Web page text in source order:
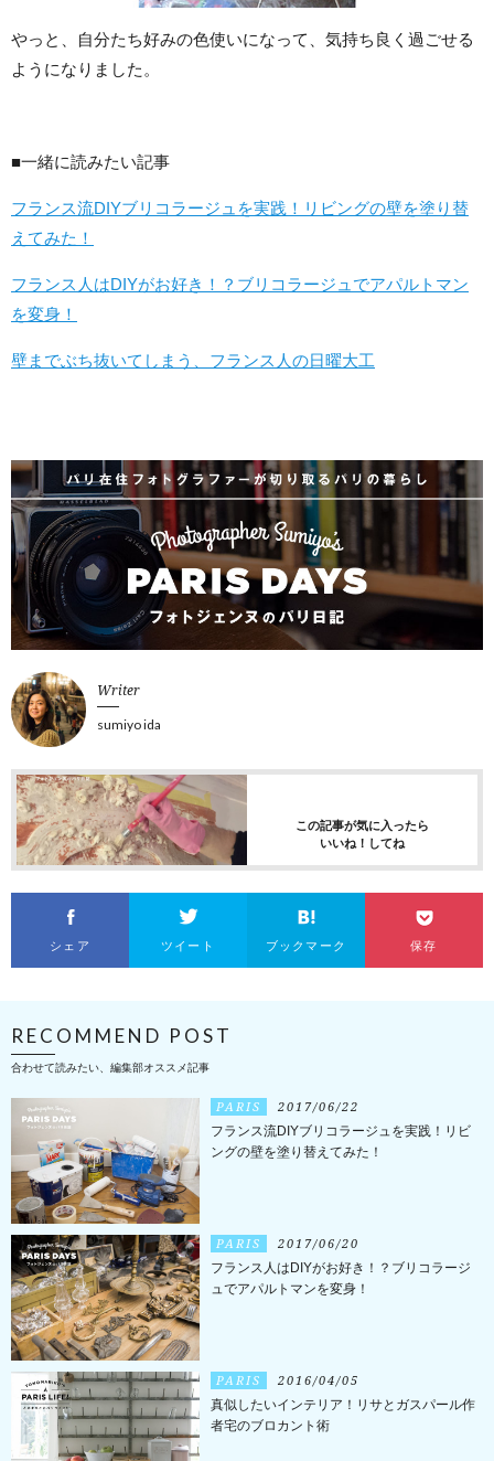
やっと、自分たち好みの色使いになって、気持ち良く過ごせる
ようになりました。
■一緒に読みたい記事
フランス流DIYブリコラージュを実践！リビングの壁を塗り替
えてみた！
フランス人はDIYがお好き！？ブリコラージュでアパルトマン
を変身！
壁までぶち抜いてしまう、フランス人の日曜大工
Writer
sumiyo ida
この記事が気に入ったら
いいね！してね
シェア ツイート ブックマーク 保存
RECOMMEND POST
合わせて読みたい、編集部オススメ記事
PARIS 2017/06/22
フランス流DIYブリコラージュを実践！リビ
ングの壁を塗り替えてみた！
PARIS 2017/06/20
フランス人はDIYがお好き！？ブリコラージ
ュでアパルトマンを変身！
PARIS 2016/04/05
真似したいインテリア！リサとガスパール作
者宅のブロカント術